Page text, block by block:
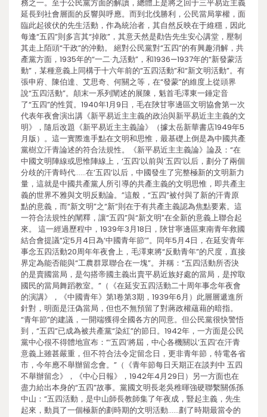
務之一。至于公民黨方面的解讀，總體上是將之回于三平易近主義
延長到社會層面的反響與呼應。而到北伐勝利，公民當局掌權，面
臨此起彼伏的先生活動，作為統治者，其自然反映在于維穩，因此
每逢“五四”則多言其“掉敗”，其意天然是勸告先生安心講堂，壓制
其走上陌頭“干政”的沖動。 絕對公民黨對“五四”的有興趣消解，共
產黨方面，1935年的“一二·九活動”，和1936—1937年的“新發蒙活
動”，某種意義上同構于十六年前的“五四活動”和“新文明活動”。有
張申府、陳伯達、艾思奇、何關之等，在“發蒙”的維度上從頭界
說“五四活動”。顛末一系列闡述的展陳，魁首毛澤東一錘定音
了“五四”的性質。1940年1月9日，毛在陜甘寧邊區文明協會第一次
代表年夜會演出講《新平易近主主義的政治與新平易近主主義的文
明》，隨后改題《新平易近主主義論》（據太岳新華書店1949年5
月版）。這一實際進手點在文明和思惟，最基礎上倒是為中國共產
黨樹立汗青論述的符合法規性。《新平易近主主義論》論及：“在
中國文明陣線或思惟陣線上，‘五四’以前與‘五四’以后，劃分了兩個
分歧的汗青時代……在‘五四’以后，中國發生了完整極新的文明新力
量，這就是中國共產黨人所引導的共產主義的文明思惟，即共產主
義的世界不雅與文明反動論。”這般，“五四”被付與了新的汗青原
點的意義，而“新文明”之“新”則在于有共產主義認為焦點要素。這
一符合法規性的闡釋，讓“五四”與“新文明”在全新的意義上聯合起
來。 這一經過歷程中，1939年3月18日，陜甘寧邊區東南青年救國
結合會提議“定5月4日為‘中國青年節’”。同年5月4日，在延安青年
事念五四活動20周年年夜會上，毛澤東將“反動青年”的尺度，直接
界定為能否能與“工農群眾聯合在一塊”。并稱：“五四活動所否決
的是賣國當局，是勾搭帝國主義出賣平易近族好處的當局，是搾取
國民的當局舞蹈教室。”（《在延安五四活動二十周年事念年夜會
的演講》，《中國青年》第1卷第3期，1939年6月）此層層遞進所
針對，明面是汪偽當局，但也不無預留了對蔣政權蘊藉的暗指。
“青年節”的建議，一開端獲得全國各方的同意。但公民黨很快警悟
到，“五四”已成為被共產黨“染紅”的節日。1942年，一方面是公民
黨中心很不得體地宣布：“‘五四’將屆，中心各機關以‘五四’在汗青
意義上雖甚嚴重，但不符合法令定留念日，更非青年節，特電各省
市，今年應不舉辦留念會。”（《青年節每日天期正在談判中 五四
不舉辦留念》，《中心日報》，1942年4月29日）另一方面也在
盡力給出本身的“五四”故事。黨國文明長老吳稚暉強硬聯繫關係孫
中山：“五四活動，是中山師長教師集了年夜成，豎起主義，先生
起來，動員了一個極新的劃時期的文明活動……劃了時期最當令的